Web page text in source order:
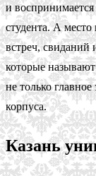
и
студента. А
встреч, свиданий
которые
не только
корпуса.
Казань